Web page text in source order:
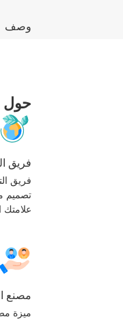
وصف
حول
فريق
فريق
تصميم
علامتك
مصنع
ميزة